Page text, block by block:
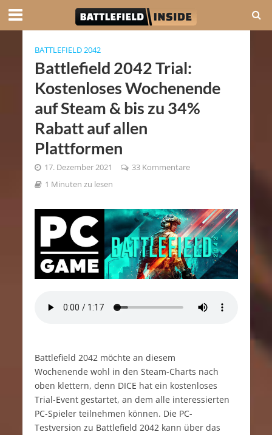
BATTLEFIELD 2042
Battlefield 2042 Trial:
Kostenloses Wochenende
auf Steam & bis zu 34%
Rabatt auf allen
Plattformen
17. Dezember 2021
33 Kommentare
1 Minuten zu lesen
Battlefield 2042 möchte an diesem
Wochenende wohl in den Steam-Charts nach
oben klettern, denn DICE hat ein kostenloses
Trial-Event gestartet, an dem alle interessierten
PC-Spieler teilnehmen können. Die PC-
Testversion zu Battlefield 2042 kann über das